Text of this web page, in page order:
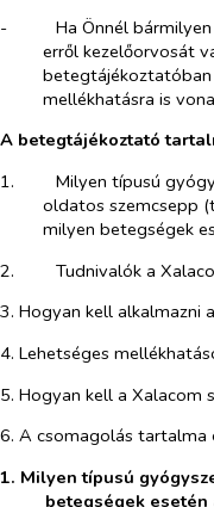
-​
Ha Önnél
erről kezelőorvosát
mellékhatásra is
A betegtájékoztató
1.​
Milyen típusú
oldatos szemcsepp
milyen betegségek
2.​
Tudnivalók a
3. Hogyan kell alkalmazni
4. Lehetséges
5. Hogyan kell a Xalacom
6. A csomagolás tartalma
1. Milyen típusú
betegségek esetén